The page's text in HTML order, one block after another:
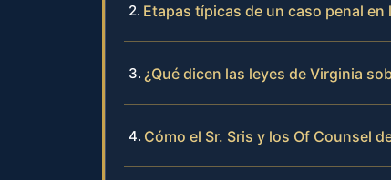
Etapas típicas de un caso penal
¿Qué dicen las leyes de Virginia
Cómo el Sr. Sris y los Of Counsel